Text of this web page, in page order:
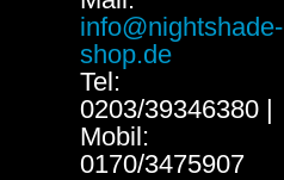
info@nightshade-
shop.de
Tel:
0203/39346380 |
Mobil:
0170/3475907